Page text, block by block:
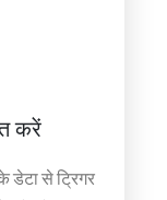
करें
डेटा से ट्रिगर